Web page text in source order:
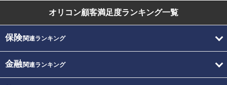
オリコン顧客満足度ランキング一覧
保険関連ランキング
金融関連ランキング